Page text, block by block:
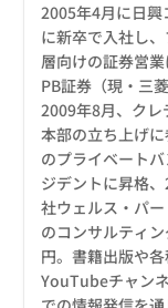
2005年4月に日興
に新卒で入社し
層向けの証券営
PB証券（現・三
2009年8月、クレ
本部の立ち上げ
のプライベート
ジデントに昇格
社ウェルス・パ
のコンサルティ
円。書籍出版や
YouTubeチャン